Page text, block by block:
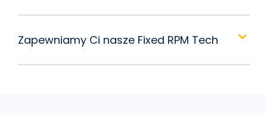
Zapewniamy Ci nasze Fixed RPM Tech